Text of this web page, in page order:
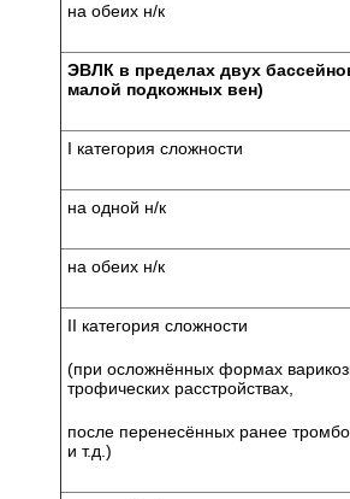
на обеих н/к
ЭВЛК в пределах двух
малой подкожных вен)
I категория сложности
на одной н/к
на обеих н/к
II категория сложности
(при осложнённых формах
трофических расстройствах,
после перенесённых ранее
и т.д.)